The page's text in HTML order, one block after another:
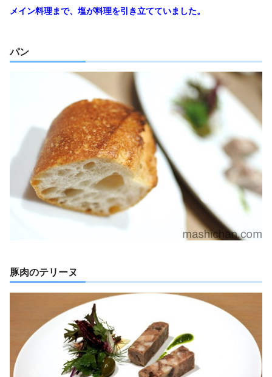
メイン料理まで、塩が料理を引き立てていました。
パン
豚肉のテリーヌ